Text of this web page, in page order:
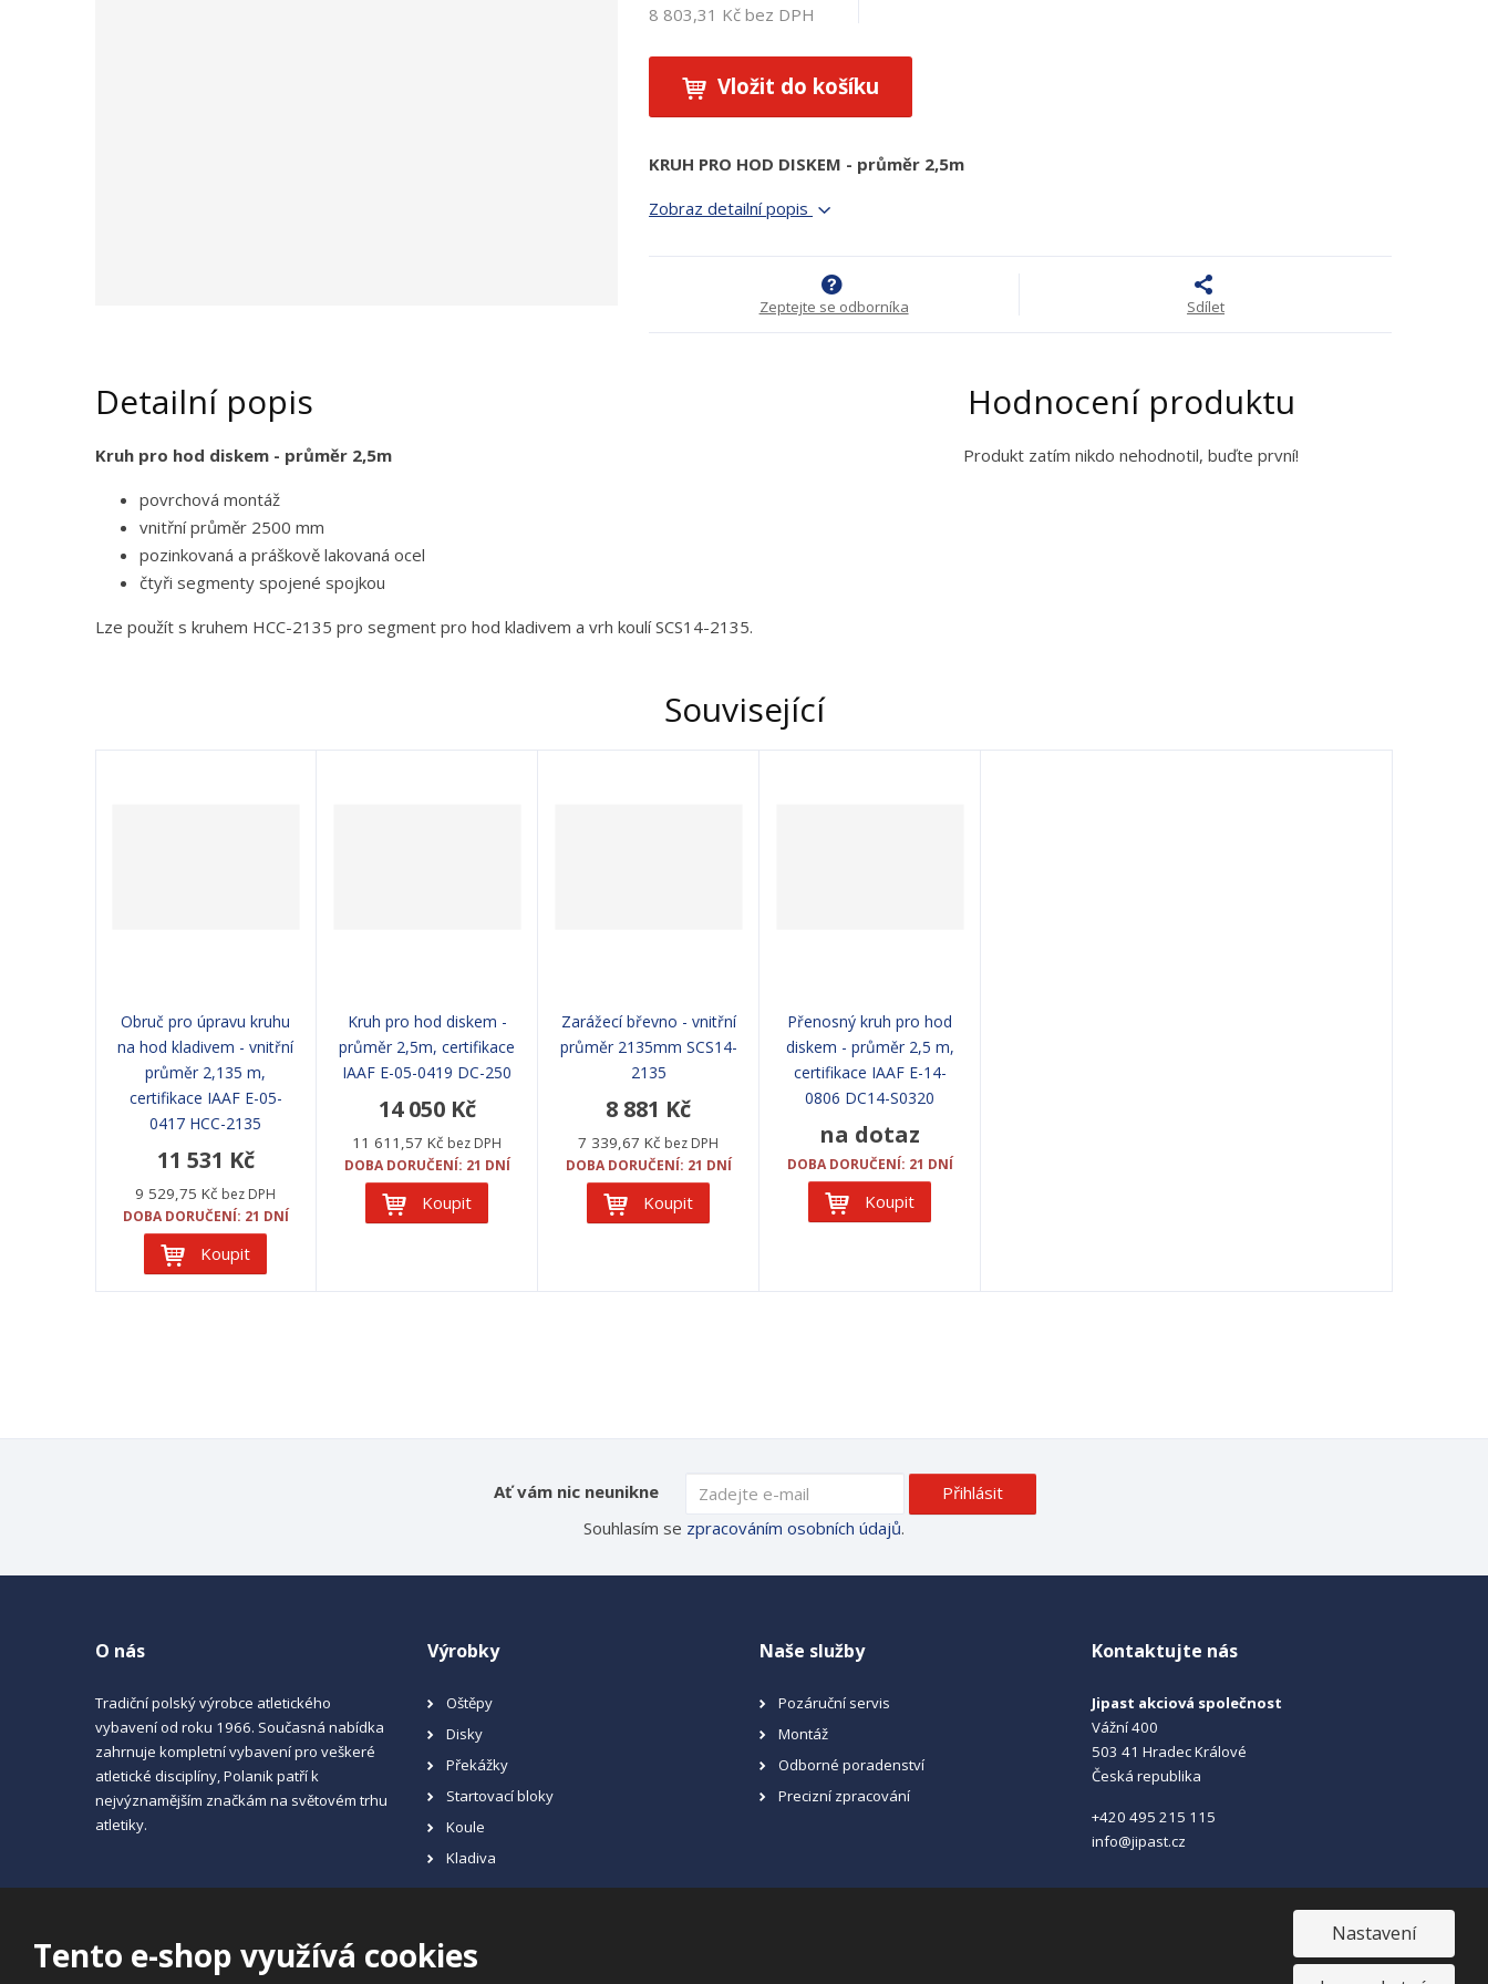
Tento e-shop využívá cookies
Nastavení
8 803,31 Kč bez DPH
Vložit do košíku
KRUH PRO HOD DISKEM - průměr 2,5m
Zobraz detailní popis
Zeptejte se odborníka Sdílet
Detailní popis
Kruh pro hod diskem - průměr 2,5m
povrchová montáž
vnitřní průměr 2500 mm
pozinkovaná a práškově lakovaná ocel
čtyři segmenty spojené spojkou
Lze použít s kruhem HCC-2135 pro segment pro hod kladivem a vrh koulí SCS14-2135.
Hodnocení produktu
Produkt zatím nikdo nehodnotil, buďte první!
Související
Obruč pro úpravu kruhu
na hod kladivem - vnitřní
průměr 2,135 m,
certifikace IAAF E-05-
0417 HCC-2135
11 531 Kč
9 529,75 Kč bez DPH
DOBA DORUČENÍ: 21 DNÍ
Koupit
Kruh pro hod diskem -
průměr 2,5m, certifikace
IAAF E-05-0419 DC-250
14 050 Kč
11 611,57 Kč bez DPH
DOBA DORUČENÍ: 21 DNÍ
Koupit
Zarážecí břevno - vnitřní
průměr 2135mm SCS14-
2135
8 881 Kč
7 339,67 Kč bez DPH
DOBA DORUČENÍ: 21 DNÍ
Koupit
Přenosný kruh pro hod
diskem - průměr 2,5 m,
certifikace IAAF E-14-
0806 DC14-S0320
na dotaz
DOBA DORUČENÍ: 21 DNÍ
Koupit
Ať vám nic neunikne
Přihlásit
Souhlasím se zpracováním osobních údajů.
O nás
Tradiční polský výrobce atletického
vybavení od roku 1966. Současná nabídka
zahrnuje kompletní vybavení pro veškeré
atletické disciplíny, Polanik patří k
nejvýznamějším značkám na světovém trhu
atletiky.
Výrobky
Oštěpy
Disky
Překážky
Startovací bloky
Koule
Kladiva
Naše služby
Pozáruční servis
Montáž
Odborné poradenství
Precizní zpracování
Kontaktujte nás
Jipast akciová společnost
Vážní 400
503 41 Hradec Králové
Česká republika
+420 495 215 115
info@jipast.cz